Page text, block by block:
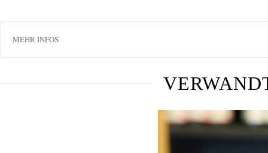
MEHR INFOS